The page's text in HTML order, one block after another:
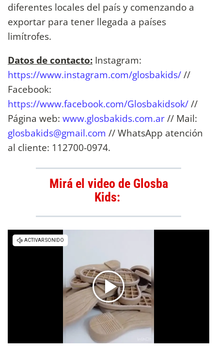
diferentes locales del país y comenzando a
exportar para tener llegada a países
limítrofes.
Datos de contacto: Instagram:
https://www.instagram.com/glosbakids///
Facebook:
https://www.facebook.com/Glosbakidsok///
Página web: www.glosbakids.com.ar// Mail:
glosbakids@gmail.com // WhatsApp atención
al cliente: 112700-0974.
Mirá el video de Glosba
Kids: